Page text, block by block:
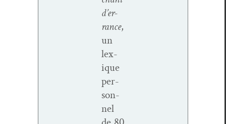
d’er­
rance,
un
lex­
ique
per­
son­
nel